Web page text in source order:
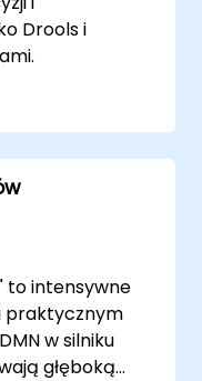
Drools i
do
to intensywne
praktycznym
w silniku
głęboką